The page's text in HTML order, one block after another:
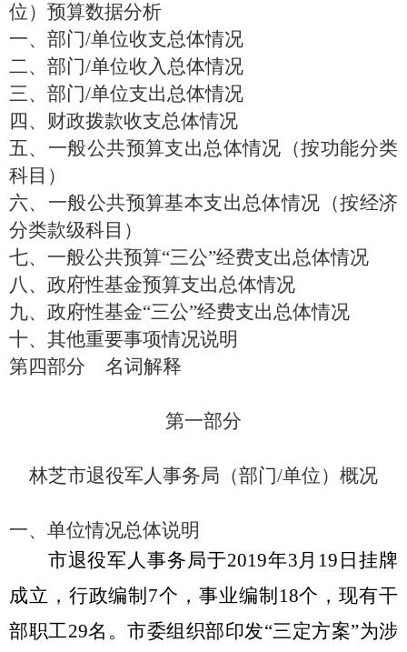
位）预算数据分析
一、部门/单位收支总体情况
二、部门/单位收入总体情况
三、部门/单位支出总体情况
四、财政拨款收支总体情况
五、一般公共预算支出总体情况（按功能分类
科目）
六、一般公共预算基本支出总体情况（按经济
分类款级科目）
七、一般公共预算“三公”经费支出总体情况
八、政府性基金预算支出总体情况
九、政府性基金“三公”经费支出总体情况
十、其他重要事项情况说明
第四部分 名词解释
第一部分
林芝市退役军人事务局（部门/单位）概况
一、单位情况总体说明
市退役军人事务局于2019年3月19日挂牌
成立，行政编制7个，事业编制18个，现有干
部职工29名。市委组织部印发“三定方案”为涉